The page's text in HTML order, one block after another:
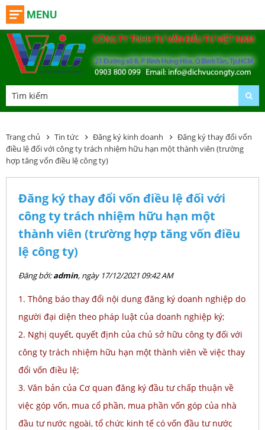
MENU
Trang chủ Tin tức Đăng ký kinh doanh
Đăng ký thay đổi vốn
điều lệ đối với công ty trách nhiệm hữu hạn một thành viên (trường
hợp tăng vốn điều lệ công ty)
Đăng ký thay đổi vốn điều lệ đối với
công ty trách nhiệm hữu hạn một
thành viên (trường hợp tăng vốn điều
lệ công ty)
Đăng bởi:admin, ngày 17/12/2021 09:42 AM
1. Thông báo thay đổi nội dung đăng ký doanh nghiệp do
người đại diện theo pháp luật của doanh nghiệp ký;
2. Nghị quyết, quyết định của chủ sở hữu công ty đối với
công ty trách nhiệm hữu hạn một thành viên về việc thay
đổi vốn điều lệ;
3. Văn bản của Cơ quan đăng ký đầu tư chấp thuận về
việc góp vốn, mua cổ phần, mua phần vốn góp của nhà
đầu tư nước ngoài, tổ chức kinh tế có vốn đầu tư nước